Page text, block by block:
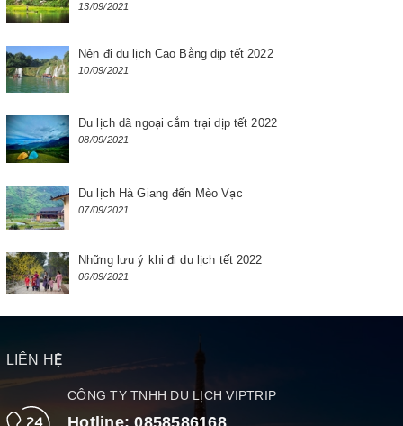
13/09/2021
Nên đi du lịch Cao Bằng dịp tết 2022
10/09/2021
Du lịch dã ngoại cắm trại dịp tết 2022
08/09/2021
Du lịch Hà Giang đến Mèo Vạc
07/09/2021
Những lưu ý khi đi du lịch tết 2022
06/09/2021
LIÊN HỆ
CÔNG TY TNHH DU LỊCH VIPTRIP